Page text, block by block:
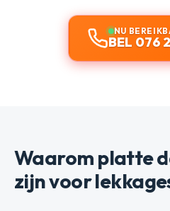
NU
BEL 076
Waarom platte
zijn voor